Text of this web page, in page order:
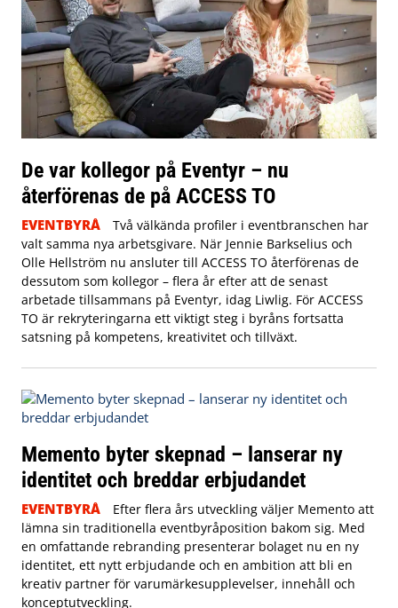
De var kollegor på Eventyr – nu
återförenas de på ACCESS TO
EVENTBYRÅ
Två välkända profiler i eventbranschen har
valt samma nya arbetsgivare. När Jennie Barkselius och
Olle Hellström nu ansluter till ACCESS TO återförenas de
dessutom som kollegor – flera år efter att de senast
arbetade tillsammans på Eventyr, idag Liwlig. För ACCESS
TO är rekryteringarna ett viktigt steg i byråns fortsatta
satsning på kompetens, kreativitet och tillväxt.
Memento byter skepnad – lanserar ny
identitet och breddar erbjudandet
EVENTBYRÅ
Efter flera års utveckling väljer Memento att
lämna sin traditionella eventbyråposition bakom sig. Med
en omfattande rebranding presenterar bolaget nu en ny
identitet, ett nytt erbjudande och en ambition att bli en
kreativ partner för varumärkesupplevelser, innehåll och
konceptutveckling.